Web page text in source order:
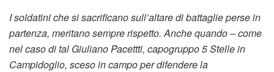
I soldatini che si sacrificano sull’altare di battaglie perse in
partenza, meritano sempre rispetto. Anche quando – come
nel caso di tal Giuliano Pacettti, capogruppo 5 Stelle in
Campidoglio, sceso in campo per difendere la